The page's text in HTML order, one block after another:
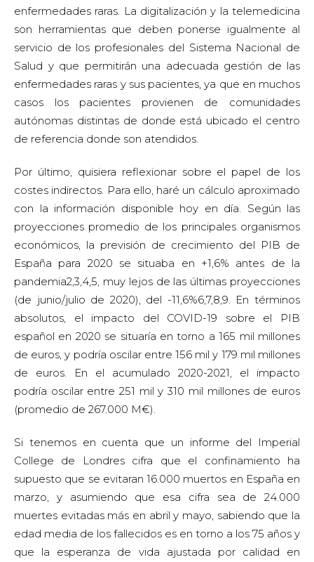
enfermedades raras. La digitalización y la telemedicina
son herramientas que deben ponerse igualmente al
servicio de los profesionales del Sistema Nacional de
Salud y que permitirán una adecuada gestión de las
enfermedades raras y sus pacientes, ya que en muchos
casos los pacientes provienen de comunidades
autónomas distintas de donde está ubicado el centro
de referencia donde son atendidos.
Por último, quisiera reflexionar sobre el papel de los
costes indirectos. Para ello, haré un cálculo aproximado
con la información disponible hoy en día. Según las
proyecciones promedio de los principales organismos
económicos, la previsión de crecimiento del PIB de
España para 2020 se situaba en +1,6% antes de la
pandemia2,3,4,5, muy lejos de las últimas proyecciones
(de junio/julio de 2020), del -11,6%6,7,8,9. En términos
absolutos, el impacto del COVID-19 sobre el PIB
español en 2020 se situaría en torno a 165 mil millones
de euros, y podría oscilar entre 156 mil y 179 mil millones
de euros. En el acumulado 2020-2021, el impacto
podría oscilar entre 251 mil y 310 mil millones de euros
(promedio de 267.000 M€).
Si tenemos en cuenta que un informe del Imperial
College de Londres cifra que el confinamiento ha
supuesto que se evitaran 16.000 muertos en España en
marzo, y asumiendo que esa cifra sea de 24.000
muertes evitadas más en abril y mayo, sabiendo que la
edad media de los fallecidos es en torno a los 75 años y
que la esperanza de vida ajustada por calidad en